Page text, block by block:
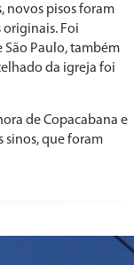
novos pisos foram
originais. Foi
Paulo, também
da igreja foi
de Copacabana e
sinos, que foram